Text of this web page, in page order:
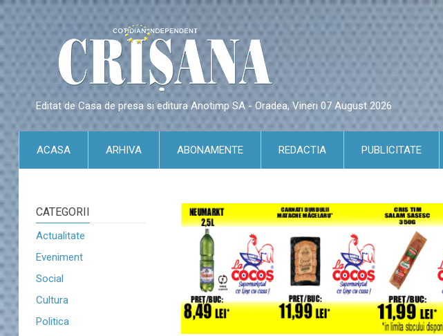
Editat de Casa de presa si editura Anotimp SA - Oradea, Vineri 07 August 2026
ACASA ARHIVA ABONAMENTE REDACTIA PUBLICITATE
CATEGORII
Actualitate
Eveniment
Social
Cultura
Politica